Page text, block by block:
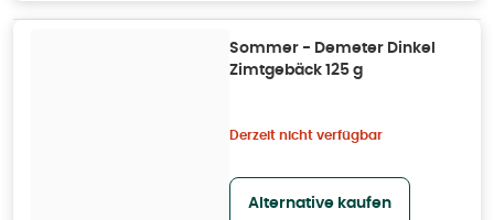
Sommer - Demeter Dinkel
Zimtgebäck 125 g
Derzeit nicht verfügbar
Alternative kaufen